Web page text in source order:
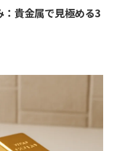
貴金属で見極める3